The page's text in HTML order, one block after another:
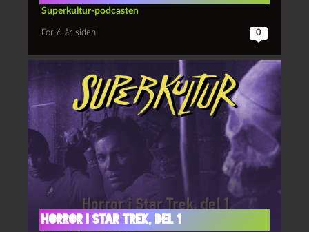
Superkultur-podcasten
For 6 år siden 0
Horror i Star Trek, del 1